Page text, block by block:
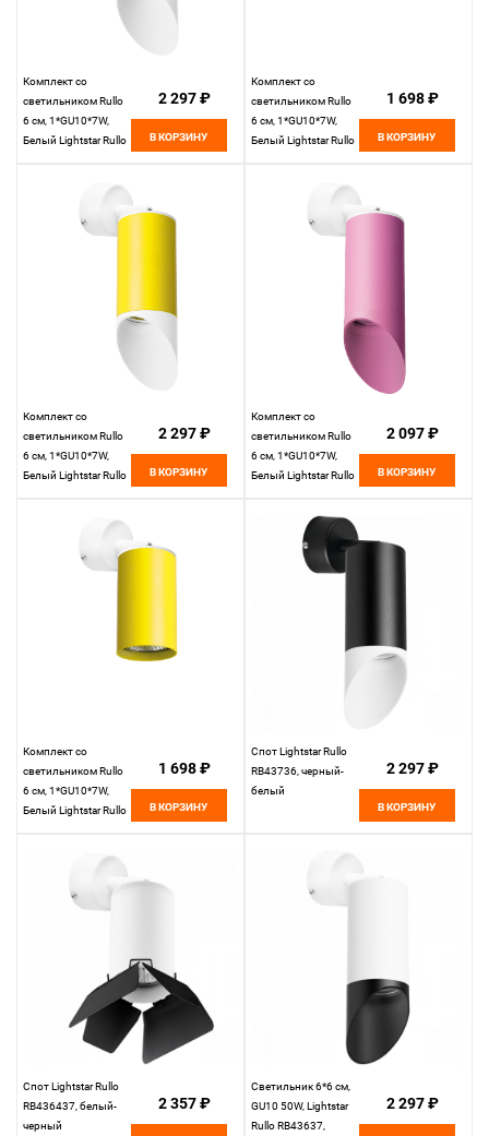
Комплект со
светильником Rullo
6 см, 1*GU10*7W,
Белый Lightstar Rullo
2 297 ₽
В КОРЗИНУ
Комплект со
светильником Rullo
6 см, 1*GU10*7W,
Белый Lightstar Rullo
1 698 ₽
В КОРЗИНУ
Комплект со
светильником Rullo
6 см, 1*GU10*7W,
Белый Lightstar Rullo
2 297 ₽
В КОРЗИНУ
Комплект со
светильником Rullo
6 см, 1*GU10*7W,
Белый Lightstar Rullo
2 097 ₽
В КОРЗИНУ
Комплект со
светильником Rullo
6 см, 1*GU10*7W,
Белый Lightstar Rullo
1 698 ₽
В КОРЗИНУ
Спот Lightstar Rullo
RB43736, черный-
белый
2 297 ₽
В КОРЗИНУ
Спот Lightstar Rullo
RB436437, белый-
черный
2 357 ₽
Светильник 6*6 см,
GU10 50W, Lightstar
Rullo RB43637,
2 297 ₽